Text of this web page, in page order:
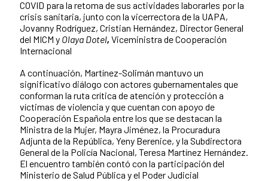
COVID para la retoma de sus actividades laborarles por la
crisis sanitaria, junto con la vicerrectora de la UAPA,
Jovanny Rodríguez, Cristian Hernández, Director General
del MICM y Olaya Dotel, Viceministra de Cooperación
Internacional
A continuación, Martínez-Solimán mantuvo un
significativo diálogo con actores gubernamentales que
conforman la ruta crítica de atención y protección a
víctimas de violencia y que cuentan con apoyo de
Cooperación Española entre los que se destacan la
Ministra de la Mujer, Mayra Jiménez, la Procuradura
Adjunta de la República, Yeny Berenice, y la Subdirectora
General de la Policía Nacional, Teresa Martínez Hernández.
El encuentro también contó con la participación del
Ministerio de Salud Pública y el Poder Judicial